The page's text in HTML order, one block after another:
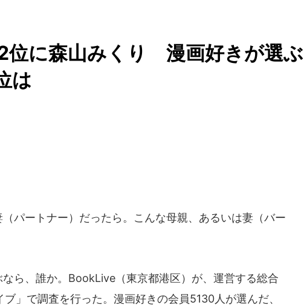
位に森山みくり 漫画好きが選ぶ
は
パートナー）だったら。こんな母親、あるいは妻（バー
ら、誰か。BookLive（東京都港区）が、運営する総合
」で調査を行った。漫画好きの会員5130人が選んだ、